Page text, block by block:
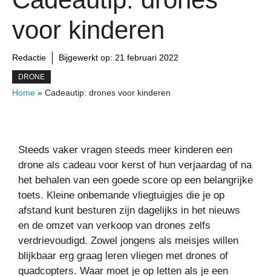
voor kinderen
Redactie Bijgewerkt op: 21 februari 2022
DRONE
Home » Cadeautip: drones voor kinderen
Steeds vaker vragen steeds meer kinderen een
drone als cadeau voor kerst of hun verjaardag of na
het behalen van een goede score op een belangrijke
toets. Kleine onbemande vliegtuigjes die je op
afstand kunt besturen zijn dagelijks in het nieuws
en de omzet van verkoop van drones zelfs
verdrievoudigd. Zowel jongens als meisjes willen
blijkbaar erg graag leren vliegen met drones of
quadcopters. Waar moet je op letten als je een